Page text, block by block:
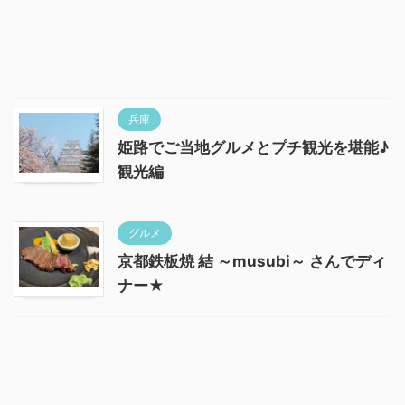
兵庫
姫路でご当地グルメとプチ観光を堪能♪
観光編
グルメ
京都鉄板焼 結 ～musubi～ さんでディ
ナー★